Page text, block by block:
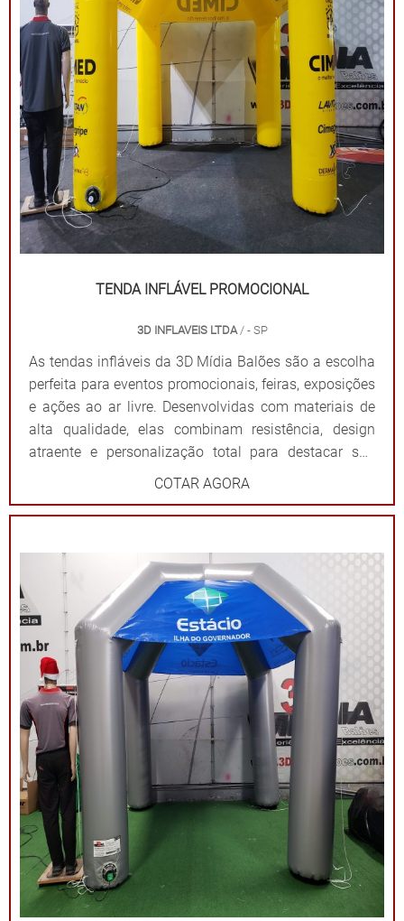
TENDA INFLÁVEL PROMOCIONAL
3D INFLAVEIS LTDA/ - SP
As tendas infláveis da 3D Mídia Balões são a escolha
perfeita para eventos promocionais, feiras, exposições
e ações ao ar livre. Desenvolvidas com materiais de
alta qualidade, elas combinam resistência, design
atraente e personalização total para destacar sua
marca de forma impactante. Cada tenda é projetada
ampla visibilidade com cores vibrantes e áreas
mensagem. Além de proteger contra sol ou chuva,
elas criam um ponto de referência visual que atrai o
público e fortalece sua presença em qualquer evento.
Por que escolher as tendas infláveis da 3D Mídia
Balões? Personalização completa: Formatos, cores e
impressões exclusivas. Praticidade: Fácil transporte,
montagem e desmontagem. Durabilidade: Feitas com
materiais resistentes para uso frequente. Impacto
visual: Garantem destaque em meio a qualquer
cenário. Dê destaque à sua marca e torne seu evento
inesquecível com uma solução que combina
funcionalidade e impacto visual!
COTAR AGORA